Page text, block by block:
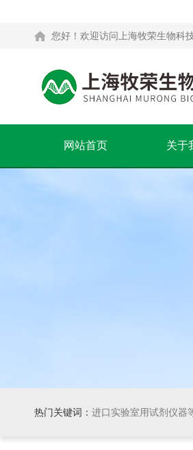
您好！欢迎访问上海牧荣生物科
网站首页 关于
热门关键词： 进口实验室用试剂仪器